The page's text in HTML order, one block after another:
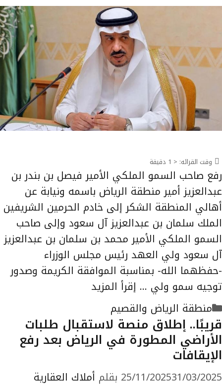
وقت القرائه: < 1 دقيقة
رفع صاحب السمو الملكي الأمير فيصل بن بندر بن
عبدالعزيز أمير منطقة الرياض باسمه ونيابة عن
أهالي المنطقة الشكر إلى خادم الحرمين الشريفين
الملك سلمان بن عبدالعزيز آل سعود وإلى صاحب
السمو الملكي الأمير محمد بن سلمان بن عبدالعزيز
آل سعود ولي العهد رئيس مجلس الوزراء
-حفظهما الله- بمناسبة الموافقة الكريمة وصدور
توجيه سمو ولي … إقرأ المزيد
التصنيفات
منطقة الرياض والقصيم
قريبًا.. إطلاق منصة لاستقبال طلبات
الأراضي المطورة في الرياض بعد رفع
الإيقافات
25/11/202531/03/2025 بقلم أملاك العقارية